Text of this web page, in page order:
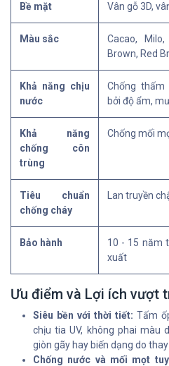
Bề mặt Vân gỗ 3D,
Màu sắc
Cacao,
Brown, Red
Khả năng chịu
nước
Chống thấm
bởi độ ẩm,
Khả năng
chống côn
trùng
Chống mối
Tiêu chuẩn
chống cháy
Lan truyền
Bảo hành
10 - 15 năm
xuất
Ưu điểm và Lợi ích vượt
Siêu bền với thời tiết: Tấm
chịu tia UV, không phai màu
giòn gãy hay biến dạng do
Chống nước và mối mọt